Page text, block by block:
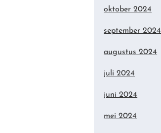
oktober 2024
september 2024
augustus 2024
juli 2024
juni 2024
mei 2024